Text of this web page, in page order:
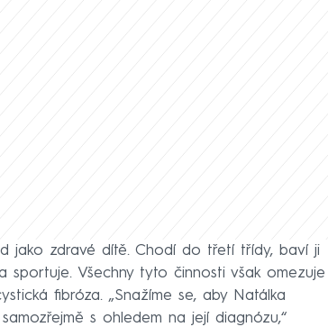
jako zdravé dítě. Chodí do třetí třídy, baví ji
Všechny tyto činnosti však omezuje
fibróza. „Snažíme se, aby Natálka
s ohledem na její diagnózu,“